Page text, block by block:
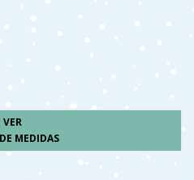
VER
MEDIDAS